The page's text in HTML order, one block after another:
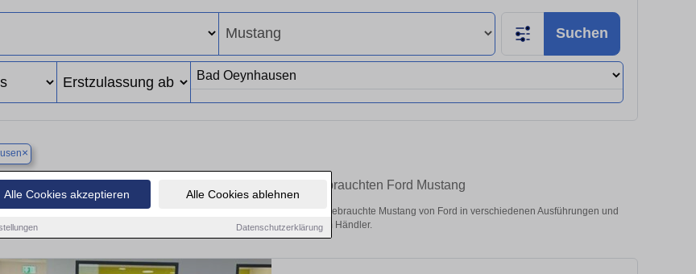
Alle Cookies akzeptieren Alle Cookies ablehnen
Datenschutzerklärung
Suchen
×
Finden Sie in Bad Oeynhausen Ihren gebrauchten Ford Mustang
Bad Oeynhausen einen Ford Mustang Gebrauchtwagen? Entdecken Sie gebrauchte Mustang von Ford in verschiedenen Ausführungen und
Preisklassen von privat und vom Händler.